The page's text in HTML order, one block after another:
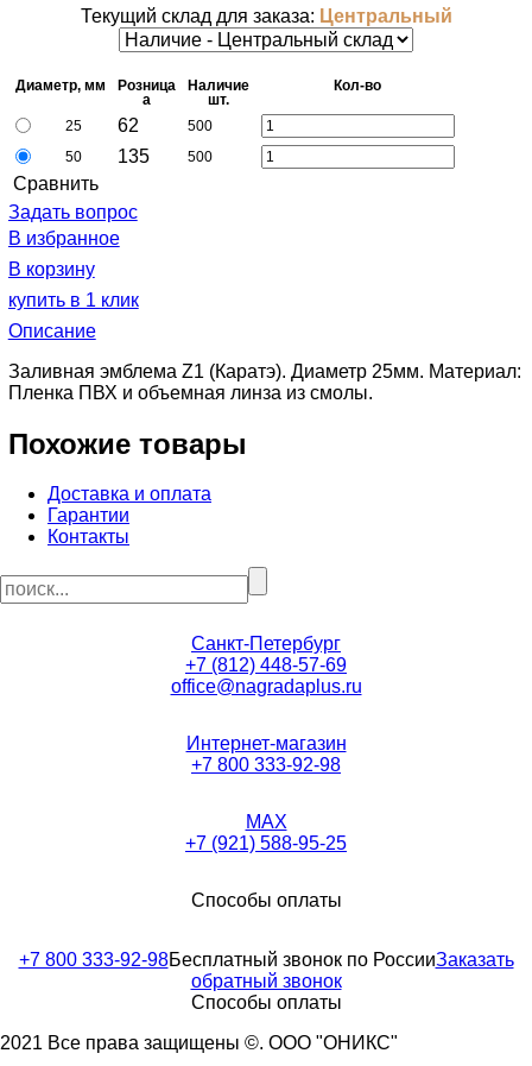
Текущий склад для заказа: Центральный
Диаметр, мм
Розница
a
Наличие
шт.
Кол-во
25 62
500
50
135 500
Cравнить
Задать вопрос
В избранное
В корзину
купить в 1 клик
Описание
Заливная эмблема Z1 (Каратэ). Диаметр 25мм. Материал:
Пленка ПВХ и объемная линза из смолы.
Похожие товары
Доставка и оплата
Гарантии
Контакты
Санкт-Петербург
+7 (812) 448-57-69
office@nagradaplus.ru
Интернет-магазин
+7 800 333-92-98
MAX
+7 (921) 588-95-25
Способы оплаты
+7 800 333-92-98Бесплатный звонок по РоссииЗаказать
обратный звонок
Способы оплаты
2021 Все права защищены ©. ООО "ОНИКС"